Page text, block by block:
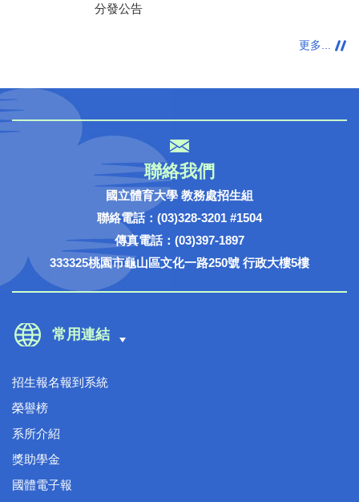
分發公告
更多...
聯絡我們
國立體育大學 教務處招生組
聯絡電話：(03)328-3201 #1504
傳真電話：(03)397-1897
333325桃園市龜山區文化一路250號 行政大樓5樓
常用連結
招生報名報到系統
榮譽榜
系所介紹
獎助學金
國體電子報